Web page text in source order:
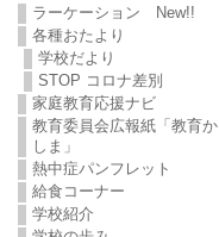
ラーケーション New!!
各種おたより
学校だより
STOP コロナ差別
家庭教育応援ナビ
教育委員会広報紙「教育か
しま」
熱中症パンフレット
給食コーナー
学校紹介